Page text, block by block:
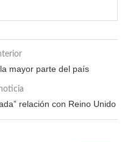
mayor parte del país
relación con Reino Unido